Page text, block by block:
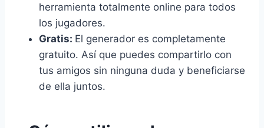
herramienta totalmente online para todos
los jugadores.
Gratis: El generador es completamente
gratuito. Así que puedes compartirlo con
tus amigos sin ninguna duda y beneficiarse
de ella juntos.